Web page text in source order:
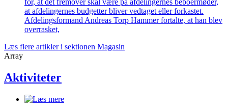
for, at det fremover skal være på afdelingernes beboermøder,
at afdelingernes budgetter bliver vedtaget eller forkastet.
Afdelingsformand Andreas Torp Hammer fortalte, at han blev
overrasket,
Læs flere artikler i sektionen Magasin
Array
Aktiviteter